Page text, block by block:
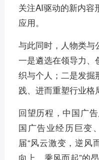
关注AI驱动的新内容
应用。
与此同时，人物类与
一是遴选在领导力、
织与个人；二是发
践、进而重塑行业格
回望历程，中国广
国广告业经历巨变
届“风云激变，逆风
向上，乘风而起”的